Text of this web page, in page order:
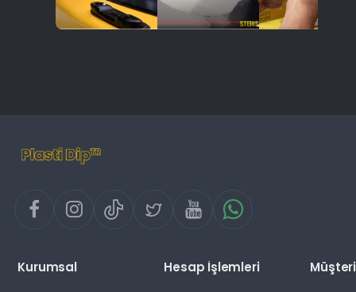
Kurumsal Hesap İşlemleri